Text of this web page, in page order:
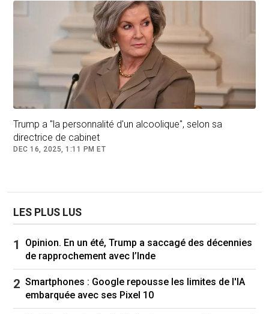
augmenté au Canada. C'est que le président
désigné a promis d'imposer, dès le premier jour
de son administration, des tarifs douaniers de
25 % sur tous les produits qui traverseront la
frontière vers les États-Unis.
Trump a "la personnalité d'un alcoolique", selon sa
directrice de cabinet
DEC 16, 2025, 1:11 PM ET
LES PLUS LUS
Opinion. En un été, Trump a saccagé des décennies
de rapprochement avec l’Inde
Smartphones : Google repousse les limites de l'IA
embarquée avec ses Pixel 10